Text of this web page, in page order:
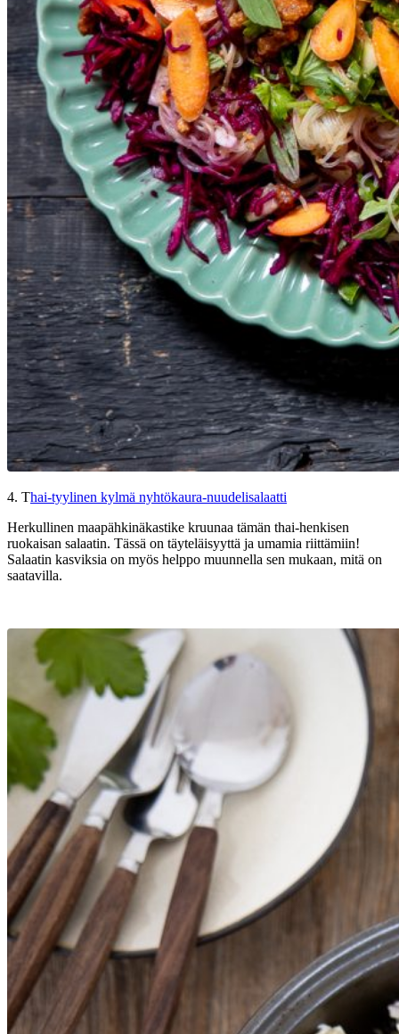
4. Thai-tyylinen kylmä nyhtökaura-nuudelisalaatti
Herkullinen maapähkinäkastike kruunaa tämän thai-henkisen
ruokaisan salaatin. Tässä on täyteläisyyttä ja umamia riittämiin!
Salaatin kasviksia on myös helppo muunnella sen mukaan, mitä on
saatavilla.